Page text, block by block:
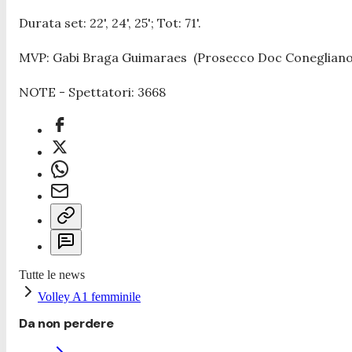
Durata set: 22', 24', 25'; Tot: 71'.
MVP: Gabi Braga Guimaraes (Prosecco Doc
NOTE - Spettatori: 3668
Tutte le news
Volley A1 femminile
Da non perdere